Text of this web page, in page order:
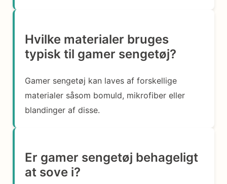
Hvilke materialer bruges
typisk til gamer sengetøj?
Gamer sengetøj kan laves af forskellige
materialer såsom bomuld, mikrofiber eller
blandinger af disse.
Er gamer sengetøj behageligt
at sove i?